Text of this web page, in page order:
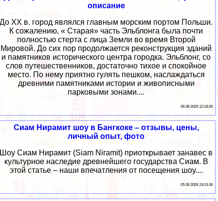
описание
До XX в. город являлся главным морским портом Польши.
К сожалению, « Старая» часть Эльблонга была почти
полностью стерта с лица Земли во время Второй
Мировой. До сих пор продолжается реконструкция зданий
и памятников исторического центра городка. Эльблонг, со
слов путешественников, достаточно тихое и спокойное
место. По нему приятно гулять пешком, наслаждаться
древними памятниками истории и живописными
парковыми зонами....
06 08 2026 12:18:26
Сиам Нирамит шоу в Бангкоке – отзывы, цены,
личный опыт, фото
Шоу Сиам Нирамит (Siam Niramit) приоткрывает занавес в
культурное наследие древнейшего государства Сиам. В
этой статье – наши впечатления от посещения шоу....
05 08 2026 19:23:36